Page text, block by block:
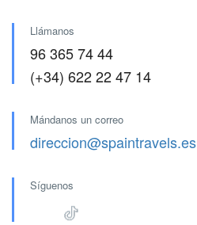
Llámanos
96 365 74 44
(+34) 622 22 47 14
Mándanos un correo
direccion@spaintravels.es
Síguenos